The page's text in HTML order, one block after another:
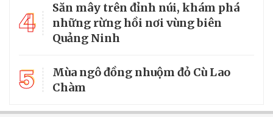
4
Săn mây trên đỉnh núi, khám phá
những rừng hồi nơi vùng biên
Quảng Ninh
5
Mùa ngô đồng nhuộm đỏ Cù Lao
Chàm